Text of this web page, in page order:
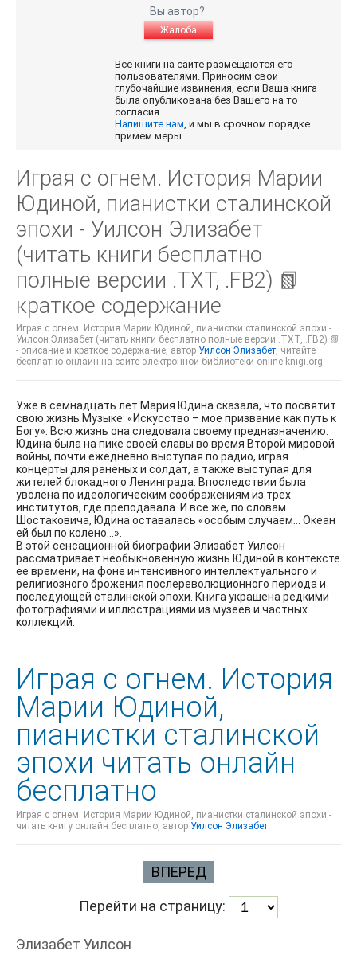
Вы автор?
Жалоба
Все книги на сайте размещаются его
пользователями. Приносим свои
глубочайшие извинения, если Ваша книга
была опубликована без Вашего на то
согласия.
Напишите нам, и мы в срочном порядке
примем меры.
Играя с огнем. История Марии
Юдиной, пианистки сталинской
эпохи - Уилсон Элизабет
(читать книги бесплатно
полные версии .TXT, .FB2) 📗
краткое содержание
Играя с огнем. История Марии Юдиной, пианистки сталинской эпохи -
Уилсон Элизабет (читать книги бесплатно полные версии .TXT, .FB2) 📗
- описание и краткое содержание, автор Уилсон Элизабет, читайте
бесплатно онлайн на сайте электронной библиотеки online-knigi.org
Уже в семнадцать лет Мария Юдина сказала, что посвятит
свою жизнь Музыке: «Искусство – мое призвание как путь к
Богу». Всю жизнь она следовала своему предназначению.
Юдина была на пике своей славы во время Второй мировой
войны, почти ежедневно выступая по радио, играя
концерты для раненых и солдат, а также выступая для
жителей блокадного Ленинграда. Впоследствии была
уволена по идеологическим соображениям из трех
институтов, где преподавала. И все же, по словам
Шостаковича, Юдина оставалась «особым случаем… Океан
ей был по колено…».
В этой сенсационной биографии Элизабет Уилсон
рассматривает необыкновенную жизнь Юдиной в контексте
ее времени, на фоне интенсивного интеллектуального и
религиозного брожения послереволюционного периода и
последующей сталинской эпохи. Книга украшена редкими
фотографиями и иллюстрациями из музеев и частных
коллекций.
Играя с огнем. История
Марии Юдиной,
пианистки сталинской
эпохи читать онлайн
бесплатно
Играя с огнем. История Марии Юдиной, пианистки сталинской эпохи -
читать книгу онлайн бесплатно, автор Уилсон Элизабет
ВПЕРЕД
Перейти на страницу:
Элизабет Уилсон